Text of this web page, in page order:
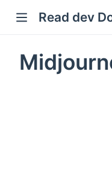
Read dev